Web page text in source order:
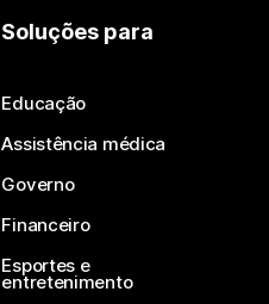
Soluções para
Educação
Assistência médica
Governo
Financeiro
Esportes e
entretenimento